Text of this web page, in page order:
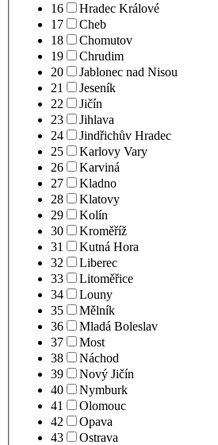
16
Hradec Králové
17
Cheb
18
Chomutov
19
Chrudim
20
Jablonec nad Nisou
21
Jeseník
22
Jičín
23
Jihlava
24
Jindřichův Hradec
25
Karlovy Vary
26
Karviná
27
Kladno
28
Klatovy
29
Kolín
30
Kroměříž
31
Kutná Hora
32
Liberec
33
Litoměřice
34
Louny
35
Mělník
36
Mladá Boleslav
37
Most
38
Náchod
39
Nový Jičín
40
Nymburk
41
Olomouc
42
Opava
43
Ostrava